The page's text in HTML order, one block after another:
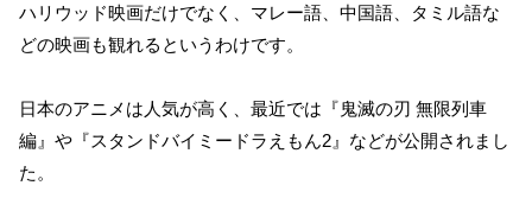
ハリウッド映画だけでなく、マレー語、中国語、タミル語な
どの映画も観れるというわけです。
日本のアニメは人気が高く、最近では『鬼滅の刃 無限列車
編』や『スタンドバイミードラえもん2』などが公開されまし
た。